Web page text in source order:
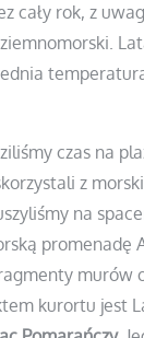
cały rok, z
czas na
z
na
promenadę
murów
kurortu jest